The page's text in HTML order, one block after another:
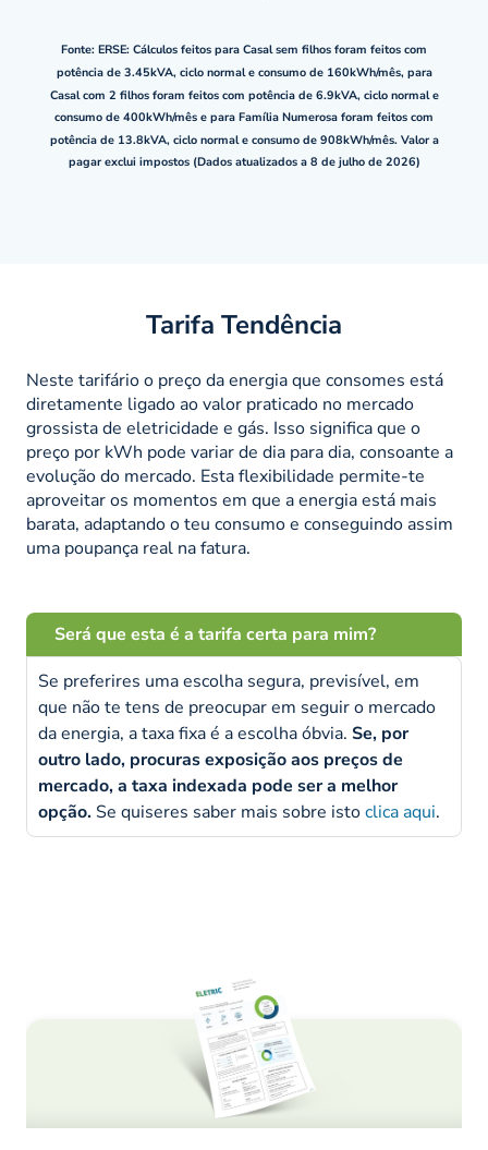
Fonte: ERSE: Cálculos feitos para Casal sem filhos foram feitos com
potência de 3.45kVA, ciclo normal e consumo de 160kWh/mês, para
Casal com 2 filhos foram feitos com potência de 6.9kVA, ciclo normal e
consumo de 400kWh/mês e para Família Numerosa foram feitos com
potência de 13.8kVA, ciclo normal e consumo de 908kWh/mês. Valor a
pagar exclui impostos (Dados atualizados a 8 de julho de 2026)
Tarifa Tendência
Neste tarifário o preço da energia que consomes está
diretamente ligado ao valor praticado no mercado
grossista de eletricidade e gás. Isso significa que o
preço por kWh pode variar de dia para dia, consoante a
evolução do mercado. Esta flexibilidade permite-te
aproveitar os momentos em que a energia está mais
barata, adaptando o teu consumo e conseguindo assim
uma poupança real na fatura.
Será que esta é a tarifa certa para mim?
Se preferires uma escolha segura, previsível, em
que não te tens de preocupar em seguir o mercado
da energia, a taxa fixa é a escolha óbvia. Se, por
outro lado, procuras exposição aos preços de
mercado, a taxa indexada pode ser a melhor
opção. Se quiseres saber mais sobre istoclica aqui.